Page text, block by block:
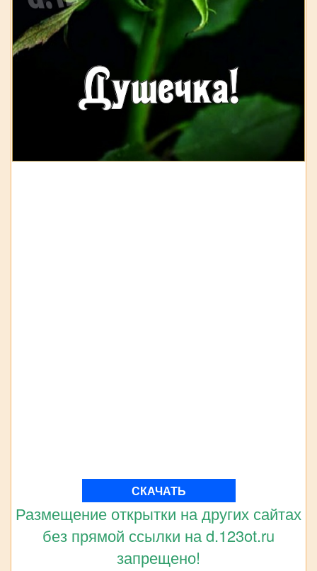
СКАЧАТЬ
Размещение открытки на других сайтах
без прямой ссылки на d.123ot.ru
запрещено!